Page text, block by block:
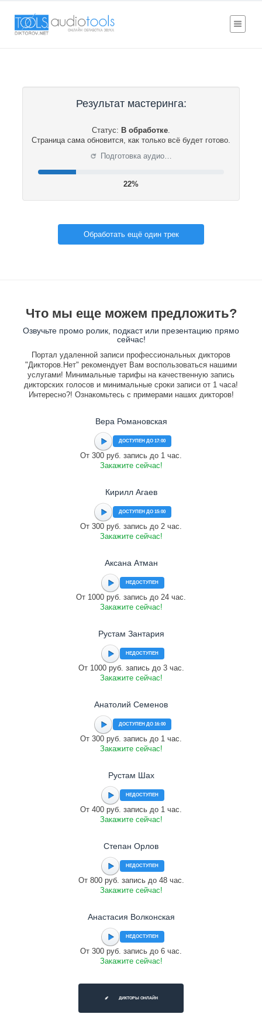
Результат мастеринга:
Статус: В обработке.
Страница сама обновится, как только всё будет готово.
⟳ Подготовка аудио…
22%
Обработать ещё один трек
Что мы еще можем предложить?
Озвучьте промо ролик, подкаст или презентацию прямо
сейчас!
Портал удаленной записи профессиональных дикторов
"Дикторов.Нет" рекомендует Вам воспользоваться нашими
услугами! Минимальные тарифы на качественную запись
дикторских голосов и минимальные сроки записи от 1 часа!
Интересно?! Ознакомьтесь с примерами наших дикторов!
Вера Романовская
ДОСТУПЕН ДО 17:00
От 300 руб. запись до 1 час.
Закажите сейчас!
Кирилл Агаев
ДОСТУПЕН ДО 15:00
От 300 руб. запись до 2 час.
Закажите сейчас!
Аксана Атман
НЕДОСТУПЕН
От 1000 руб. запись до 24 час.
Закажите сейчас!
Рустам Зантария
НЕДОСТУПЕН
От 1000 руб. запись до 3 час.
Закажите сейчас!
Анатолий Семенов
ДОСТУПЕН ДО 16:00
От 300 руб. запись до 1 час.
Закажите сейчас!
Рустам Шах
НЕДОСТУПЕН
От 400 руб. запись до 1 час.
Закажите сейчас!
Cтепан Орлов
НЕДОСТУПЕН
От 800 руб. запись до 48 час.
Закажите сейчас!
Анастасия Волконская
НЕДОСТУПЕН
От 300 руб. запись до 6 час.
Закажите сейчас!
ДИКТОРЫ ОНЛАЙН